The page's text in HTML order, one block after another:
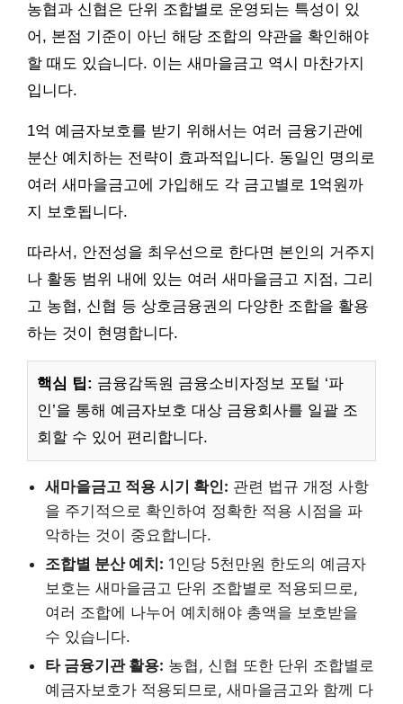
농협과 신협은 단위 조합별로 운영되는 특성이 있
어, 본점 기준이 아닌 해당 조합의 약관을 확인해야
할 때도 있습니다. 이는 새마을금고 역시 마찬가지
입니다.
1억 예금자보호를 받기 위해서는 여러 금융기관에
분산 예치하는 전략이 효과적입니다. 동일인 명의로
여러 새마을금고에 가입해도 각 금고별로 1억원까
지 보호됩니다.
따라서, 안전성을 최우선으로 한다면 본인의 거주지
나 활동 범위 내에 있는 여러 새마을금고 지점, 그리
고 농협, 신협 등 상호금융권의 다양한 조합을 활용
하는 것이 현명합니다.
핵심 팁: 금융감독원 금융소비자정보 포털 ‘파
인’을 통해 예금자보호 대상 금융회사를 일괄 조
회할 수 있어 편리합니다.
새마을금고 적용 시기 확인: 관련 법규 개정 사항
을 주기적으로 확인하여 정확한 적용 시점을 파
악하는 것이 중요합니다.
조합별 분산 예치: 1인당 5천만원 한도의 예금자
보호는 새마을금고 단위 조합별로 적용되므로,
여러 조합에 나누어 예치해야 총액을 보호받을
수 있습니다.
타 금융기관 활용: 농협, 신협 또한 단위 조합별로
예금자보호가 적용되므로, 새마을금고와 함께 다